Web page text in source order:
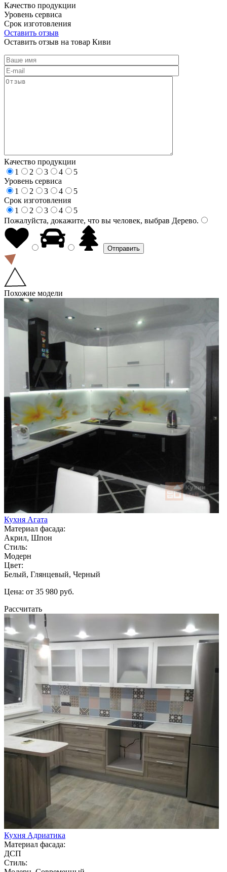
Качество продукции
Уровень сервиса
Срок изготовления
Оставить отзыв
Оставить отзыв на товар Киви
Качество продукции
1
2 3 4
5
Уровень сервиса
1
2 3 4
5
Срок изготовления
1
2 3 4
5
Пожалуйста, докажите, что вы человек, выбрав Дерево.
Похожие модели
Кухня Агата
Материал фасада:
Акрил, Шпон
Стиль:
Модерн
Цвет:
Белый, Глянцевый, Черный
Цена: от 35 980 руб.
Рассчитать
Кухня Адриатика
Материал фасада:
ДСП
Стиль: